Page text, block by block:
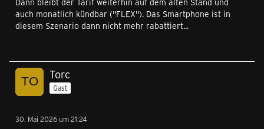
auch monatlich kündbar ("FLEX"). Das Smartphone ist in
diesem Szenario dann nicht mehr rabattiert...
Torc
Gast
30. Mai 2026 um 21:24